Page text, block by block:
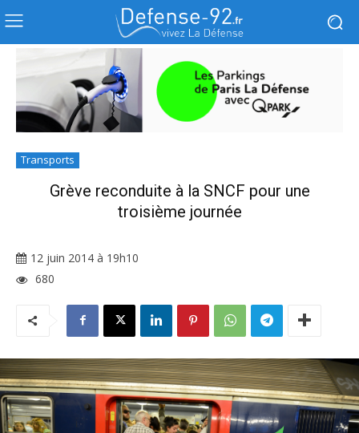
Transports
Grève reconduite à la SNCF pour une
troisième journée
12 juin 2014 à 19h10
680